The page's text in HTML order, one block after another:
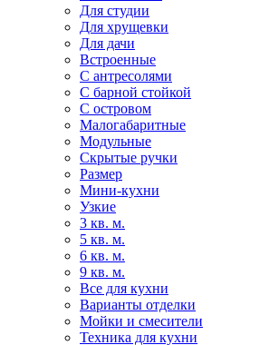
Для студии
Для хрущевки
Для дачи
Встроенные
С антресолями
С барной стойкой
С островом
Малогабаритные
Модульные
Скрытые ручки
Размер
Мини-кухни
Узкие
3 кв. м.
5 кв. м.
6 кв. м.
9 кв. м.
Все для кухни
Варианты отделки
Мойки и смесители
Техника для кухни